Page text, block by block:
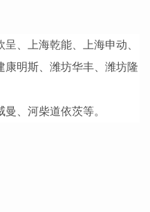
、上海乾能、上海申动、
康明斯、潍坊华丰、潍坊隆
、河柴道依茨等。